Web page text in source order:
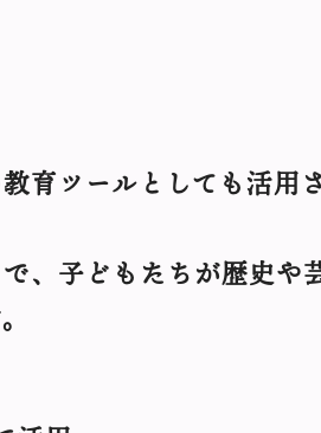
育ツールとしても活用
、子どもたちが歴史や